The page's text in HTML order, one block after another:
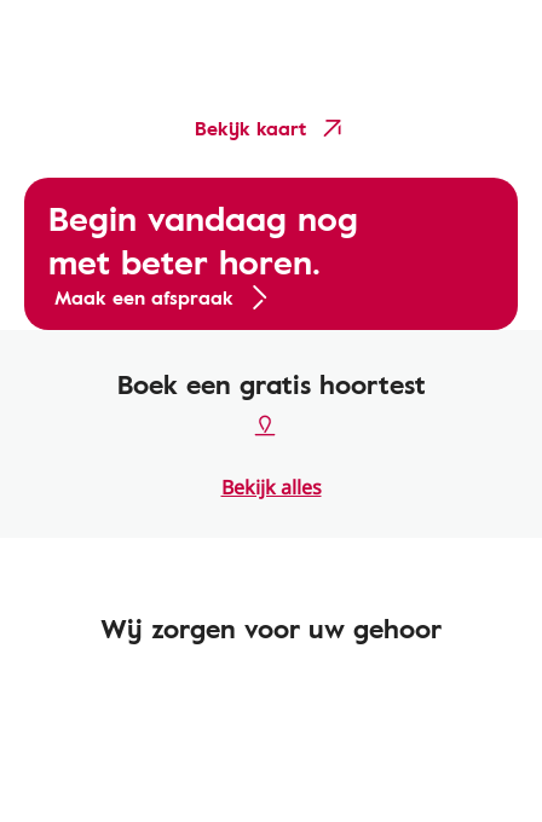
Bekijk kaart
Begin vandaag nog
met beter horen.
Maak een afspraak
Boek een gratis hoortest
Bekijk alles
Wij zorgen voor uw gehoor